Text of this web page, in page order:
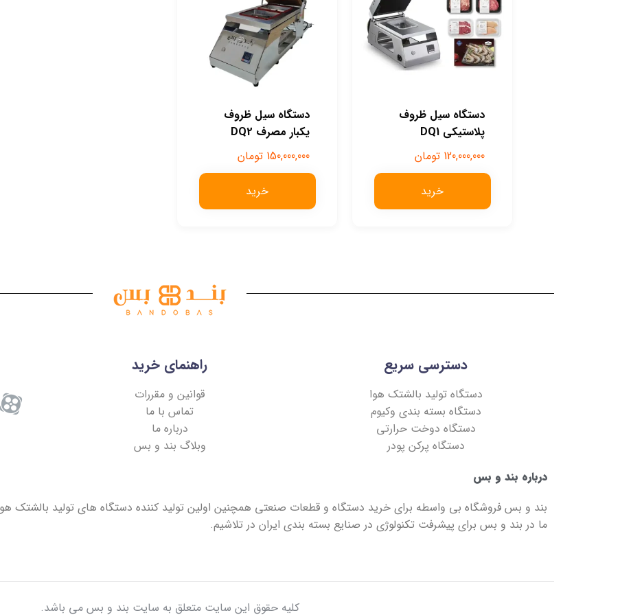
دستگاه سیل ظروف
پلاستیکی DQ1
120,000,000 تومان
خرید
دستگاه سیل ظروف
یکبار مصرف DQ2
150,000,000 تومان
خرید
دسترسی سریع
دستگاه تولید بالشتک هوا
دستگاه بسته بندی وکیوم
دستگاه دوخت حرارتی
دستگاه پرکن پودر
راهنمای خرید
قوانین و مقررات
تماس با ما
درباره ما
وبلاگ بند و بس
درباره بند و بس
بند و بس فروشگاه بی واسطه برای خرید دستگاه و قطعات صنعتی همچنین اولین تولید کننده دستگاه های تولید بالشتک
ما در بند و بس برای پیشرفت تکنولوژی در صنایع بسته بندی ایران در تلاشیم.
کلیه حقوق این سایت متعلق به سایت بند و بس می باشد.